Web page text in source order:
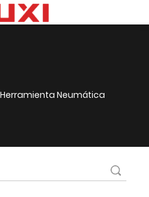
Herramienta Neumática